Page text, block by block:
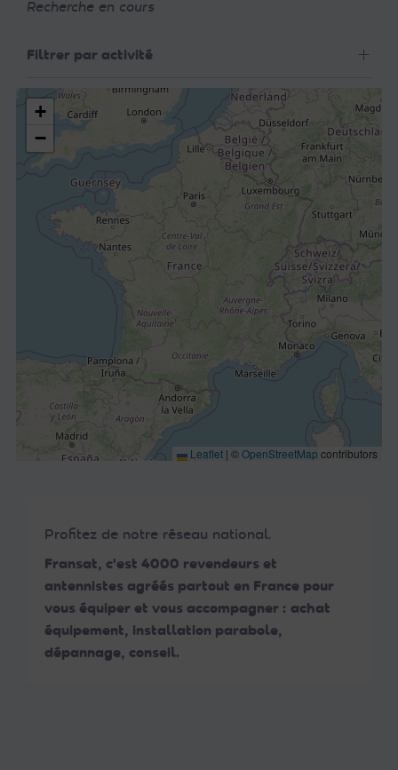
Recherche en cours
Filtrer par activité
Profitez de notre réseau national.
Fransat, c'est 4000 revendeurs et
antennistes agréés partout en France pour
vous équiper et vous accompagner : achat
équipement, installation parabole,
dépannage, conseil.
+
−
Leaflet | ©OpenStreetMap contributors